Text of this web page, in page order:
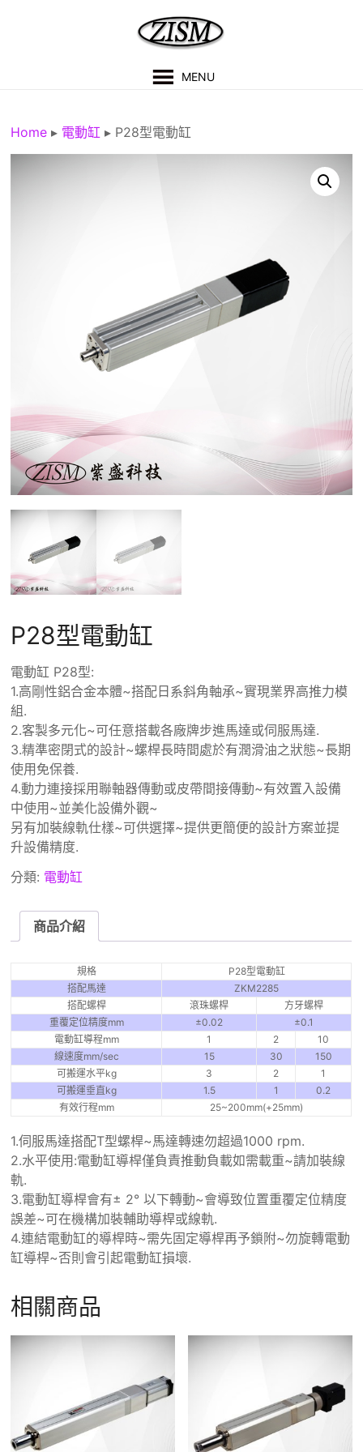
科
技
MENU
Home ▸ 電動缸 ▸ P28型電動缸
P28型電動缸
電動缸 P28型:
1.高剛性鋁合金本體~搭配日系斜角軸承~實現業界高推力模
組.
2.客製多元化~可任意搭載各廠牌步進馬達或伺服馬達.
3.精準密閉式的設計~螺桿長時間處於有潤滑油之狀態~長期
使用免保養.
4.動力連接採用聯軸器傳動或皮帶間接傳動~有效置入設備
中使用~並美化設備外觀~
另有加裝線軌仕樣~可供選擇~提供更簡便的設計方案並提
升設備精度.
分類: 電動缸
商品介紹
規格
P28型電動缸
搭配馬達
ZKM2285
搭配螺桿
滾珠螺桿
方牙螺桿
重覆定位精度mm
±0.02
±0.1
電動缸導程mm
1 2
10
線速度mm/sec
15 30
150
可搬運水平kg
3 2
1
可搬運垂直kg
1.5 1
0.2
有效行程mm
25~200mm(+25mm)
1.伺服馬達搭配T型螺桿~馬達轉速勿超過1000 rpm.
2.水平使用:電動缸導桿僅負責推動負載如需載重~請加裝線
軌.
3.電動缸導桿會有± 2° 以下轉動~會導致位置重覆定位精度
誤差~可在機構加裝輔助導桿或線軌.
4.連結電動缸的導桿時~需先固定導桿再予鎖附~勿旋轉電動
缸導桿~否則會引起電動缸損壞.
相關商品